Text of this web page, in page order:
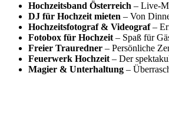
Hochzeitsband Österreich – Live-
DJ für Hochzeit mieten – Von
Hochzeitsfotograf & Videograf–
Fotobox für Hochzeit – Spaß für
Freier Trauredner – Persönliche
Feuerwerk Hochzeit – Der
Magier & Unterhaltung –